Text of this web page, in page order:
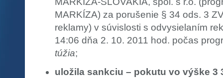
MARKÍZA) za porušenie § 34 ods. 3
reklamy) v súvislosti s odvysielaním
14:06 dňa 2. 10. 2011 hod. počas
túžia;
uložila sankciu – pokutu vo výške 3